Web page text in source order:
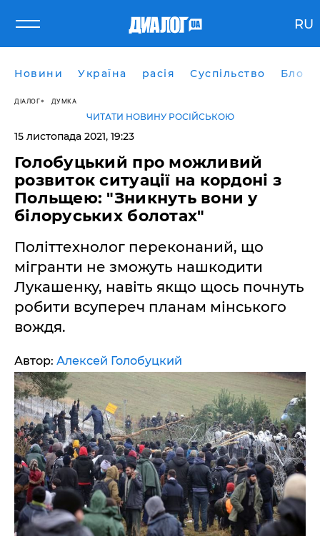
RU
Новини Україна расія Суспільство Блоги
ДІАЛОГ ДУМКА
ЧИТАТИ НОВИНУ РОСІЙСЬКОЮ
15 листопада 2021, 19:23
Голобуцький про можливий
розвиток ситуації на кордоні з
Польщею: "Зникнуть вони у
білоруських болотах"
Політтехнолог переконаний, що
мігранти не зможуть нашкодити
Лукашенку, навіть якщо щось почнуть
робити всупереч планам мінського
вождя.
Автор: Алексей Голобуцкий